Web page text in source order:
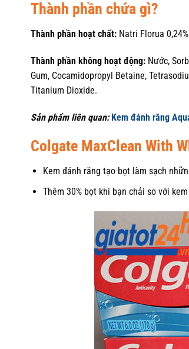
Thành phần chứa gì?
Thành phần hoạt chất: Natri Florua
Thành phần không hoạt động: Nước,
Gum, Cocamidopropyl Betaine,
Titanium Dioxide.
Sản phẩm liên quan:Kem đánh răng
Colgate MaxClean With
Kem đánh răng tạo bọt làm sạch
Thêm 30% bọt khi bạn chải so với